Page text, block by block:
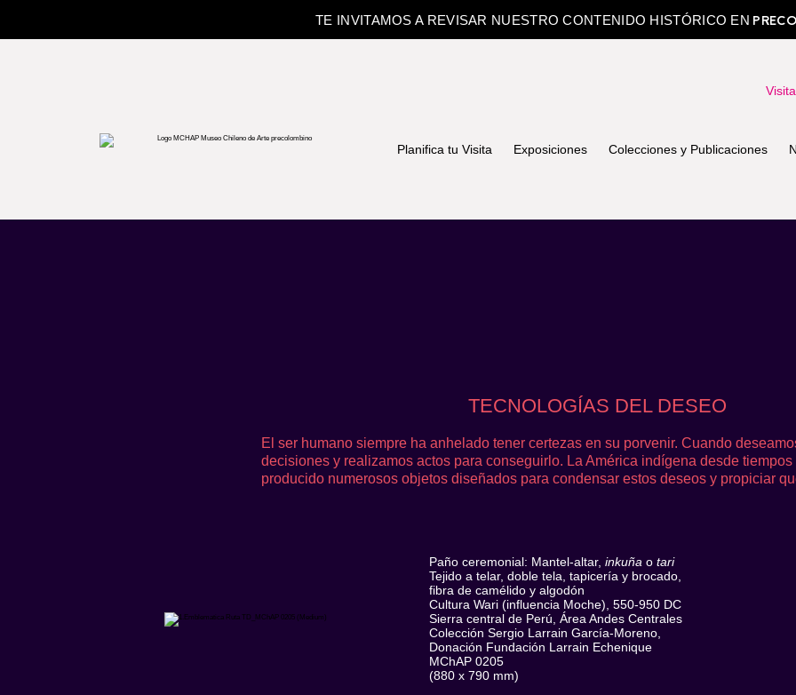
TE INVITAMOS A REVISAR NUESTRO CONTENIDO HISTÓRICO EN
Planifica tu Visita Exposiciones Colecciones y Publicaciones
TECNOLOGÍAS DEL DESEO
El ser humano siempre ha anhelado tener certezas en su porvenir. Cuando
decisiones y realizamos actos para conseguirlo. La América indígena desde
producido numerosos objetos diseñados para condensar estos deseos y propiciar
Paño ceremonial: Mantel-altar,inkuñaotari
Tejido a telar, doble tela, tapicería y brocado,
fibra de camélido y algodón
Cultura Wari (influencia Moche), 550-950 DC
Sierra central de Perú, Área Andes Centrales
Colección Sergio Larrain García-Moreno,
Donación Fundación Larrain Echenique
MChAP 0205
(880 x 790 mm)